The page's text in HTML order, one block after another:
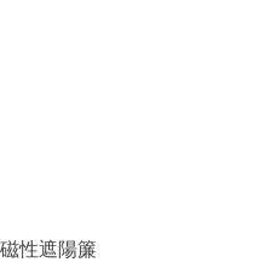
性遮陽簾